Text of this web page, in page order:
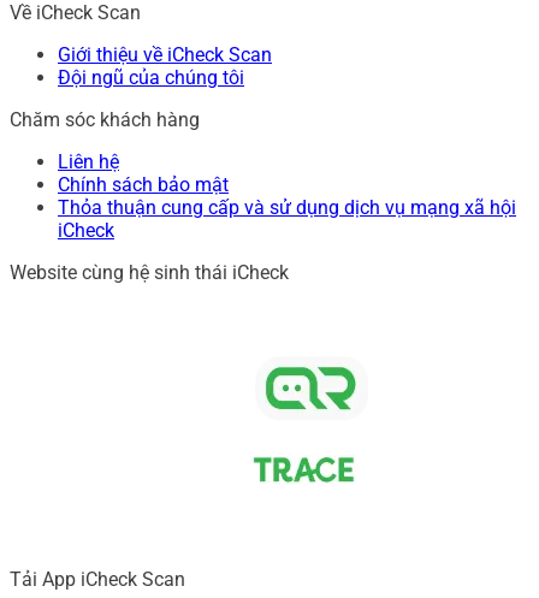
Về iCheck Scan
Giới thiệu về iCheck Scan
Đội ngũ của chúng tôi
Chăm sóc khách hàng
Liên hệ
Chính sách bảo mật
Thỏa thuận cung cấp và sử dụng dịch vụ mạng xã hội
iCheck
Website cùng hệ sinh thái iCheck
Tải App iCheck Scan